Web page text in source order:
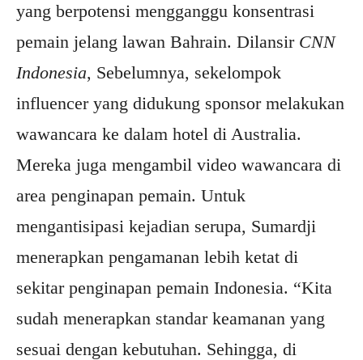
yang berpotensi mengganggu konsentrasi
pemain jelang lawan Bahrain. Dilansir CNN
Indonesia, Sebelumnya, sekelompok
influencer yang didukung sponsor melakukan
wawancara ke dalam hotel di Australia.
Mereka juga mengambil video wawancara di
area penginapan pemain. Untuk
mengantisipasi kejadian serupa, Sumardji
menerapkan pengamanan lebih ketat di
sekitar penginapan pemain Indonesia. “Kita
sudah menerapkan standar keamanan yang
sesuai dengan kebutuhan. Sehingga, di